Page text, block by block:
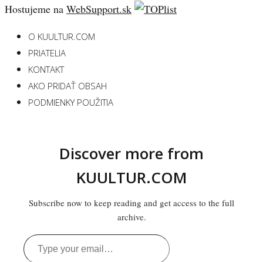
Hostujeme na WebSupport.sk
O KUULTUR.COM
PRIATELIA
KONTAKT
AKO PRIDAŤ OBSAH
PODMIENKY POUŽITIA
Discover more from
KUULTUR.COM
Subscribe now to keep reading and get access to the full
archive.
Type
your